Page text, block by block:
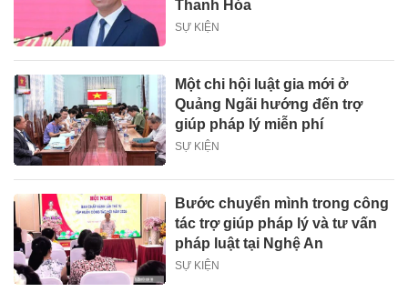
Thanh Hóa
SỰ KIỆN
Một chi hội luật gia mới ở
Quảng Ngãi hướng đến trợ
giúp pháp lý miễn phí
SỰ KIỆN
Bước chuyển mình trong công
tác trợ giúp pháp lý và tư vấn
pháp luật tại Nghệ An
SỰ KIỆN